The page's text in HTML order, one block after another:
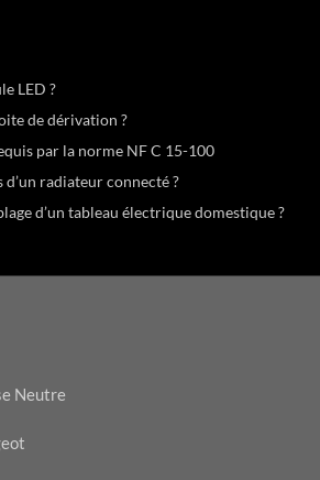
LED ?
de dérivation ?
par la norme NF C 15-100
d’un radiateur connecté ?
d’un tableau électrique domestique ?
Neutre